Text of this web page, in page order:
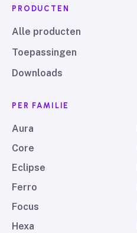
PRODUCTEN
Alle producten
Toepassingen
Downloads
PER FAMILIE
Aura
Core
Eclipse
Ferro
Focus
Hexa